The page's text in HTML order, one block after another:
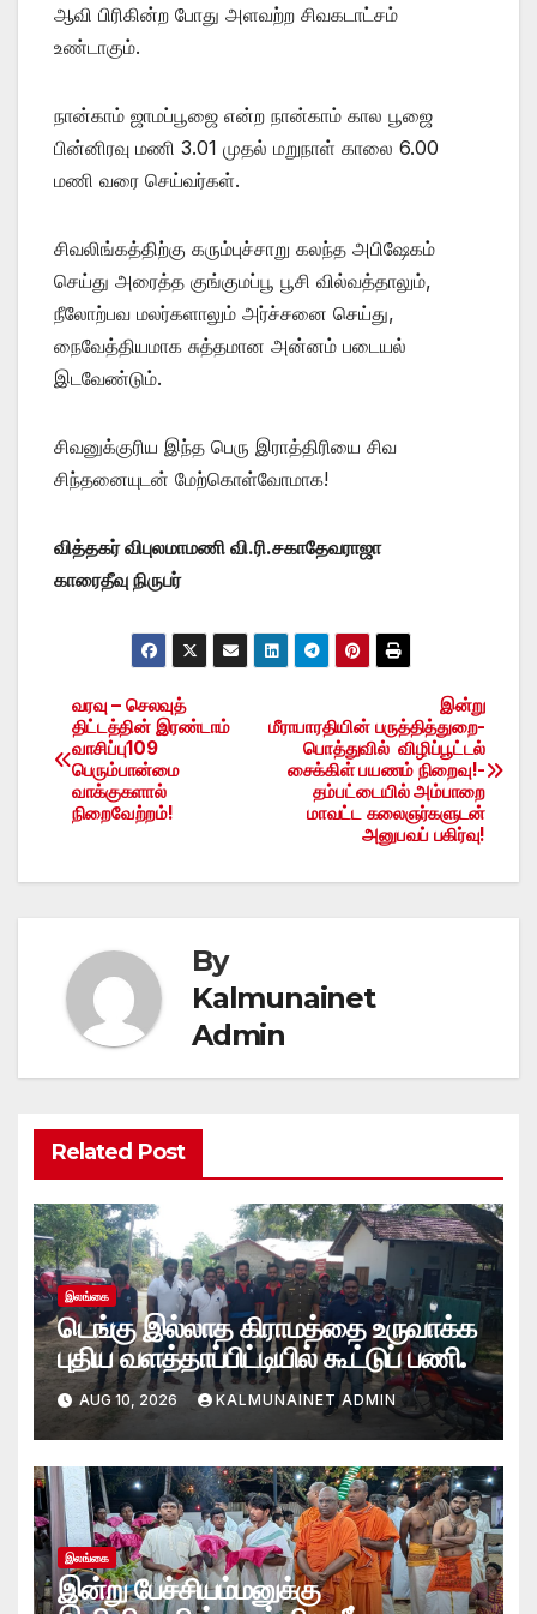
ஆவி பிரிகின்ற போது அளவற்ற சிவகடாட்சம்
உண்டாகும்.
நான்காம் ஜாமப்பூஜை என்ற நான்காம் கால பூஜை
பின்னிரவு மணி 3.01 முதல் மறுநாள் காலை 6.00
மணி வரை செய்வர்கள்.
சிவலிங்கத்திற்கு கரும்புச்சாறு கலந்த அபிஷேகம்
செய்து அரைத்த குங்குமப்பூ பூசி வில்வத்தாலும்,
நீலோற்பவ மலர்களாலும் அர்ச்சனை செய்து,
நைவேத்தியமாக சுத்தமான அன்னம் படையல்
இடவேண்டும்.
சிவனுக்குரிய இந்த பெரு இராத்திரியை சிவ
சிந்தனையுடன் மேற்கொள்வோமாக!
வித்தகர் விபுலமாமணி வி.ரி.சகாதேவராஜா
காரைதீவு நிருபர்
Post
navigation
இன்று
மீராபாரதியின் பருத்தித்துறை-
பொத்துவில் விழிப்பூட்டல்
சைக்கிள் பயணம் நிறைவு!-
தம்பட்டையில் அம்பாறை
மாவட்ட கலைஞர்களுடன்
அனுபவப் பகிர்வு!
வரவு – செலவுத்
திட்டத்தின் இரண்டாம்
வாசிப்பு109
பெரும்பான்மை
வாக்குகளால்
நிறைவேற்றம்!
By
Kalmunainet
Admin
Related Post
இலங்கை
டெங்கு இல்லாத கிராமத்தை உருவாக்க
புதிய வளத்தாப்பிட்டியில் கூட்டுப் பணி.
AUG 10, 2026 KALMUNAINET ADMIN
இலங்கை
இன்று பேச்சியம்மனுக்கு